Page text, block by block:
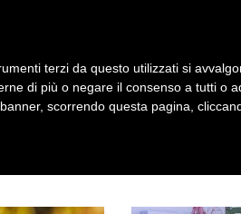
HOME
terzi da questo utilizzati si
di più o negare il consenso a tutti o
scorrendo questa pagina,